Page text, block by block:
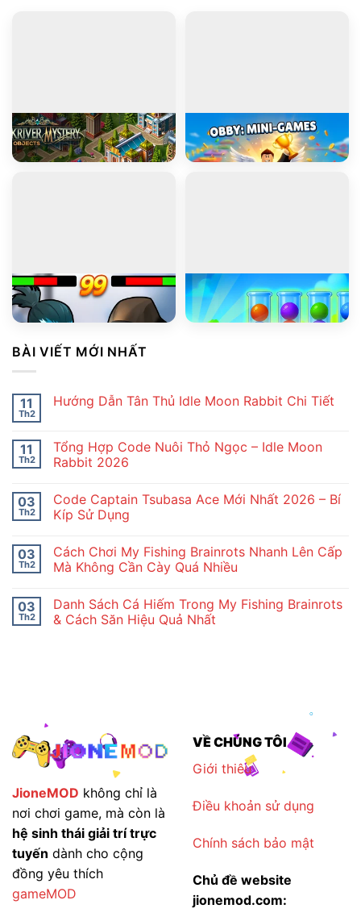
PLAY
Blackriver Mystery. Hidden Objects
PLAY
Obby: Mini-Games
PLAY
Stickman Kombat 2D
PLAY
Ball Sort Puzzle
BÀI VIẾT MỚI NHẤT
11
Th2
Hướng Dẫn Tân Thủ Idle Moon Rabbit Chi Tiết
bình
luận
ở
Hướng
Thủ
Idle
Moon
Tiết
11
Th2
Tổng Hợp Code Nuôi Thỏ Ngọc – Idle Moon
Rabbit 2026
bình
luận
ở
Code
Nuôi
Thỏ
Idle
Moon
Rabbit
03
Th2
Code Captain Tsubasa Ace Mới Nhất 2026 – Bí
Kíp Sử Dụng
bình
luận
ở
Tsubasa
Ace
Mới
03
Th2
Cách Chơi My Fishing Brainrots Nhanh Lên Cấp
Mà Không Cần Cày Quá Nhiều
bình
luận
ở
Cần
Cày
Quá
Nhiều
03
Th2
Danh Sách Cá Hiếm Trong My Fishing Brainrots
& Cách Săn Hiệu Quả Nhất
My
Fishing
Brainrots
Săn
Quả
Nhất
JioneMOD không chỉ là
nơi chơi game, mà còn là
hệ sinh thái giải trí trực
tuyến dành cho cộng
đồng yêu thích
gameMOD
VỀ CHÚNG TÔI
Giới thiêu
Điều khoản sử dụng
Chính sách bảo mật
Chủ đề website
jionemod.com: